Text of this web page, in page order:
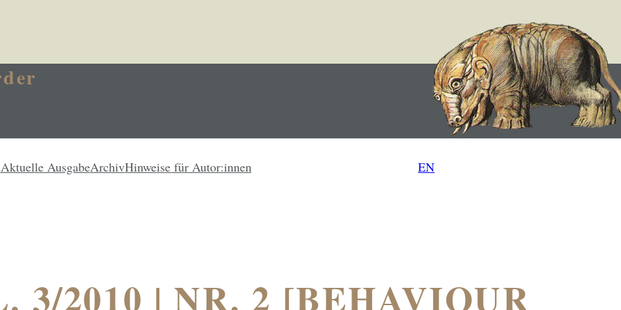
Aktuelle AusgabeArchivHinweise für Autor:innen EN
3/2010 | NR. 2 [BEHAVIOUR